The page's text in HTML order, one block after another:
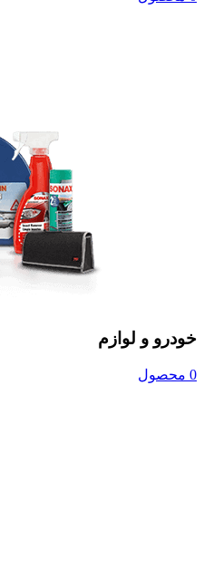
خودرو و لوازم
0 محصول